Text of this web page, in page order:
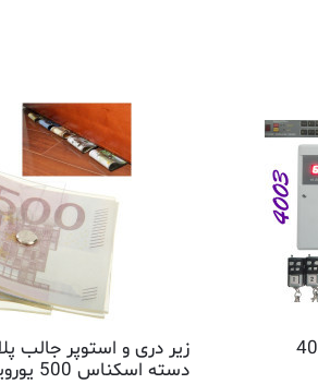
زیر دری و استوپر جالب
دسته اسکناس 500 یورویی